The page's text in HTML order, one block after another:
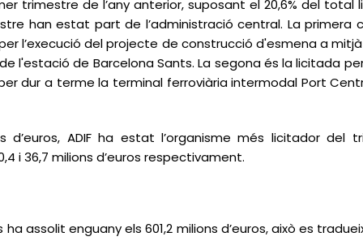
trimestre de l’any anterior, suposant el 20,6% del total
han estat part de l’administració central. La primera
l’execució del projecte de construcció d'esmena a
l'estació de Barcelona Sants. La segona és la licitada
per dur a terme la terminal ferroviària intermodal Port
d’euros, ADIF ha estat l’organisme més licitador del
i 36,7 milions d’euros respectivament.
assolit enguany els 601,2 milions d’euros, això es